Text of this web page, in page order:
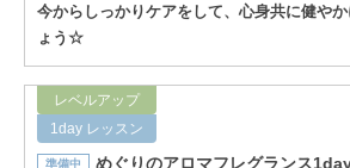
今からしっかりケアをして、心身共に健や
ょう☆
レベルアップ
1day レッスン
準備中 めぐりのアロマフレグランス